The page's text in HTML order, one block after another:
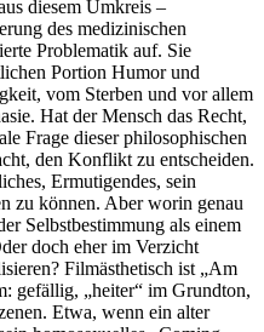
diesem Umkreis –
des medizinischen
Problematik auf. Sie
Portion Humor und
vom Sterben und vor allem
Hat der Mensch das Recht,
Frage dieser philosophischen
den Konflikt zu entscheiden.
Ermutigendes, sein
zu können. Aber worin genau
Selbstbestimmung als einem
doch eher im Verzicht
Filmästhetisch ist „Am
gefällig, „heiter“ im Grundton,
Etwa, wenn ein alter